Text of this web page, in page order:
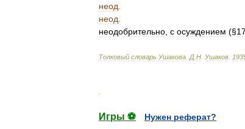
неод
неод
неодобрительно с осуждением (§17
Толковый словарь Ушакова Д Н Ушаков
Игры ⚽
Нужен реферат?